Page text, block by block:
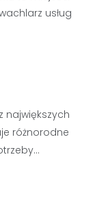
usług
największych
różnorodne